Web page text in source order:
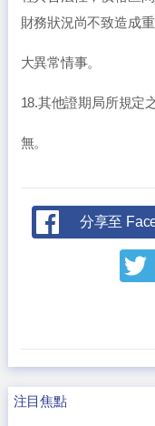
財務狀況尚不致造成
大異常情事。
18.其他證期局所規定
無。
分享至
注目焦點